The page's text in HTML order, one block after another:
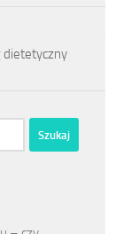
dietetyczny